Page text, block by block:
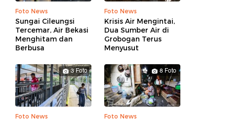
Foto News
Sungai Cileungsi
Tercemar, Air Bekasi
Menghitam dan
Berbusa
Foto News
Krisis Air Mengintai,
Dua Sumber Air di
Grobogan Terus
Menyusut
3 Foto
Foto News
8 Foto
Foto News